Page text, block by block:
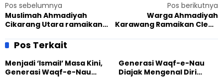
Pos sebelumnya
Muslimah Ahmadiyah
Cikarang Utara ramaikan
Cinta Kebersihan
Pos berikutnya
Warga Ahmadiyah
Karawang Ramaikan Clean
Berkhidmat untuk
Pos Terkait
Menjadi ‘Ismail’ Masa Kini,
Generasi Waqf-e-Nau
Generasi Waqf-e-Nau
Diajak Mengenal Diri